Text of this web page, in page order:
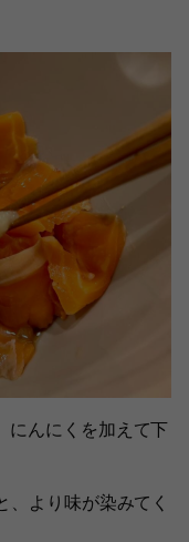
にんにくを加えて下
、より味が染みてく